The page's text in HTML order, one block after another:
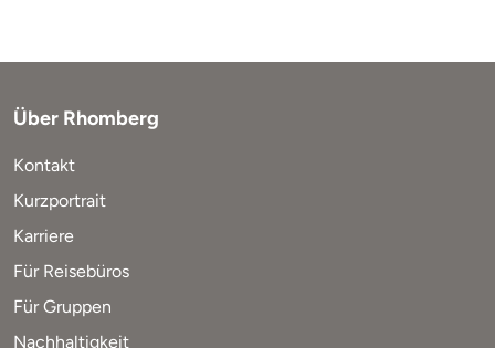
Über Rhomberg
Kontakt
Kurzportrait
Karriere
Für Reisebüros
Für Gruppen
Nachhaltigkeit